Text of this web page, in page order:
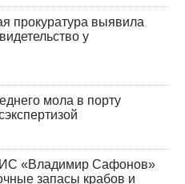
прокуратура выявила
у
мола в порту
«Владимир Сафонов»
запасы крабов и